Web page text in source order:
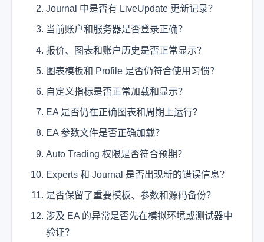
Journal 中是否有 LiveUpdate 更新记录？
当前账户和服务器是否登录正确？
报价、图表和账户历史是否正常显示？
图表模板和 Profile 是否仍符合使用习惯？
自定义指标是否正常加载和显示？
EA 是否仍在正确图表和周期上运行？
EA 参数文件是否正确加载？
Auto Trading 权限是否符合预期？
Experts 和 Journal 是否出现新的错误信息？
是否保留了重要模板、参数和源码备份？
涉及 EA 的异常是否先在模拟环境或测试器中
验证？